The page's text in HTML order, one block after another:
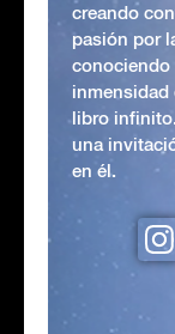
creando
pasión por
conociendo
inmensidad
libro
una
en él.